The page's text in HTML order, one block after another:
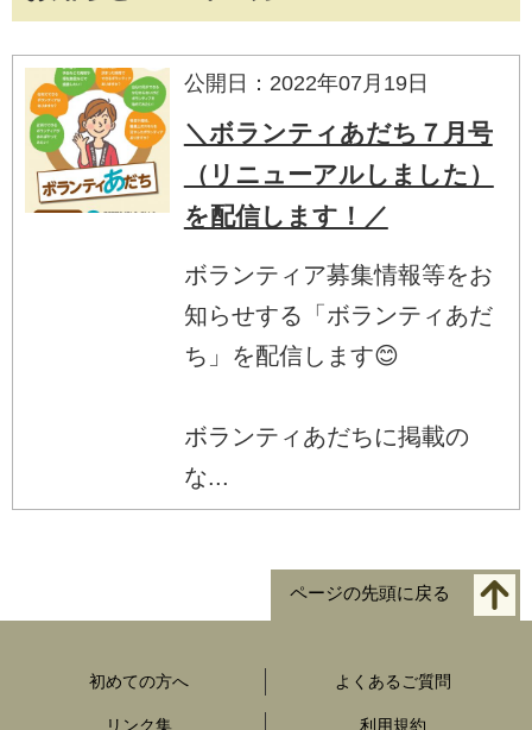
公開日：2022年07月19日
＼ボランティあだち７月号
（リニューアルしました）
を配信します！／
ボランティア募集情報等をお
知らせする「ボランティあだ
ち」を配信します😊
ボランティあだちに掲載の
な...
ページの先頭に戻る
初めての方へ よくあるご質問
リンク集 利用規約